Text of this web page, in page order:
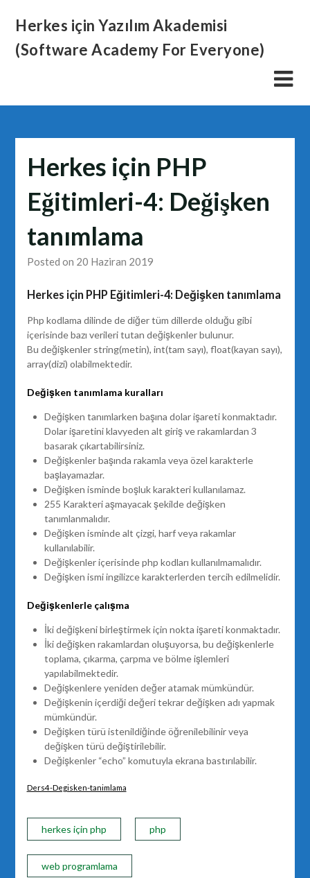
content
Herkes için Yazılım Akademisi
(Software Academy For Everyone)
Herkes için PHP
Eğitimleri-4: Değişken
tanımlama
Posted on 20 Haziran 2019
Herkes için PHP Eğitimleri-4: Değişken tanımlama
Php kodlama dilinde de diğer tüm dillerde olduğu gibi
içerisinde bazı verileri tutan değişkenler bulunur.
Bu değişkenler string(metin), int(tam sayı), float(kayan sayı),
array(dizi) olabilmektedir.
Değişken tanımlama kuralları
Değişken tanımlarken başına dolar işareti konmaktadır.
Dolar işaretini klavyeden alt giriş ve rakamlardan 3
basarak çıkartabilirsiniz.
Değişkenler başında rakamla veya özel karakterle
başlayamazlar.
Değişken isminde boşluk karakteri kullanılamaz.
255 Karakteri aşmayacak şekilde değişken
tanımlanmalıdır.
Değişken isminde alt çizgi, harf veya rakamlar
kullanılabilir.
Değişkenler içerisinde php kodları kullanılmamalıdır.
Değişken ismi ingilizce karakterlerden tercih edilmelidir.
Değişkenlerle çalışma
İki değişkeni birleştirmek için nokta işareti konmaktadır.
İki değişken rakamlardan oluşuyorsa, bu değişkenlerle
toplama, çıkarma, çarpma ve bölme işlemleri
yapılabilmektedir.
Değişkenlere yeniden değer atamak mümkündür.
Değişkenin içerdiği değeri tekrar değişken adı yapmak
mümkündür.
Değişken türü istenildiğinde öğrenilebilinir veya
değişken türü değiştirilebilir.
Değişkenler “echo” komutuyla ekrana bastırılabilir.
Ders4-Degisken-tanimlama
herkes için php php
web programlama